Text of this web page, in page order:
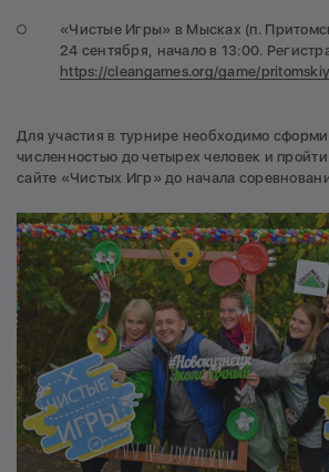
«Чистые Игры» в Мысках (п.
24 сентября, начало в 13:00.
https://cleangames.org/game/pritomskiy
Для участия в турнире необходимо
численностью до четырех человек и
сайте «Чистых Игр» до начала